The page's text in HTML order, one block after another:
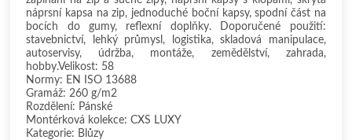
náprsní kapsa na zip, jednoduché boční kapsy, spodní část na
bocích do gumy, reflexní doplňky. Doporučené použití:
stavebnictví, lehký průmysl, logistika, skladová manipulace,
autoservisy, údržba, montáže, zemědělství, zahrada,
hobby.Velikost: 58
Normy: EN ISO 13688
Gramáž: 260 g/m2
Rozdělení: Pánské
Montérková kolekce: CXS LUXY
Kategorie: Blůzy